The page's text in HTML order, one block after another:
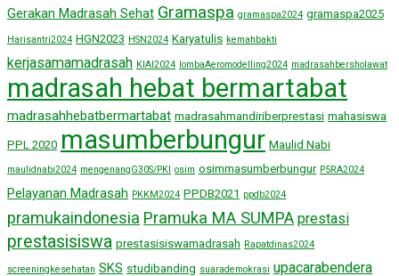
Gerakan Madrasah Sehat Gramaspa gramaspa2024 gramaspa2025
Harisantri2024 HGN2023 HSN2024 Karyatulis kemahbakti
kerjasamamadrasah KIAI2024 lombaAeromodelling2024 madrasahbersholawat
madrasah hebat bermartabat
madrasahhebatbermartabat madrasahmandiriberprestasi mahasiswa
PPL 2020 masumberbungur Maulid Nabi
maulidnabi2024 mengenangG30S/PKI osim osimmasumberbungur P5RA2024
Pelayanan Madrasah PKKM2024 PPDB2021 ppdb2024
pramukaindonesia Pramuka MA SUMPA prestasi
prestasisiswa prestasisiswamadrasah Rapatdinas2024
screeningkesehatan SKS studibanding suarademokrasi upacarabendera